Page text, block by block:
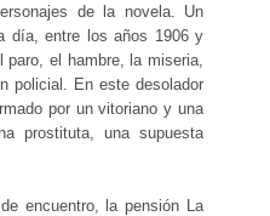
de la novela. Un
día, entre los años 1906 y
paro, el hambre, la miseria,
policial. En este desolador
por un vitoriano y una
prostituta, una supuesta
encuentro, la pensión La